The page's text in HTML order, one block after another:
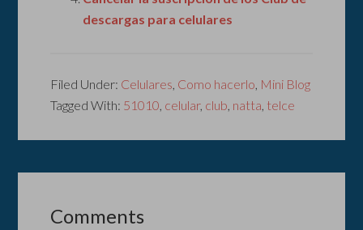
descargas para celulares
Filed Under: Celulares, Como hacerlo, Mini Blog
Tagged With: 51010, celular, club, natta, telce
Comments